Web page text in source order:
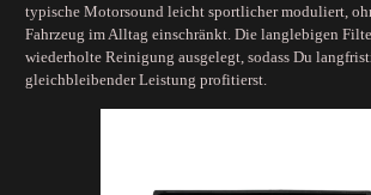
typische Motorsound leicht sportlicher moduliert,
Fahrzeug im Alltag einschränkt. Die langlebigen
wiederholte Reinigung ausgelegt, sodass Du
gleichbleibender Leistung profitierst.